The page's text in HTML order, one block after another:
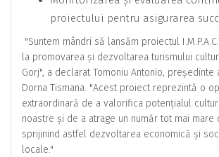
proiectului pentru asigurarea
"Suntem mândri să lansăm proiectul
la promovarea și dezvoltarea turismului
Gorj", a declarat Tomoniu Antonio, președinte
Dorna Tismana. "Acest proiect reprezintă o
extraordinară de a valorifica potențialul
noastre și de a atrage un număr tot mai mare
sprijinind astfel dezvoltarea economică și
locale."